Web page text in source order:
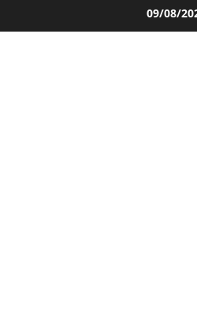
al
09/08/